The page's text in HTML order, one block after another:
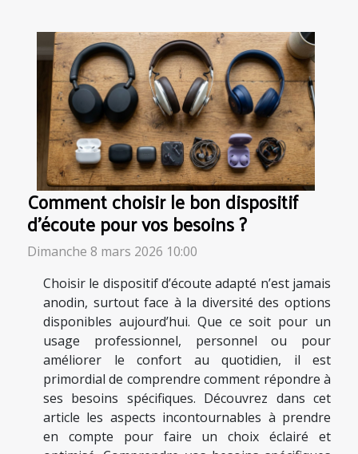
Comment choisir le bon dispositif
d'écoute pour vos besoins ?
Dimanche 8 mars 2026 10:00
Choisir le dispositif d’écoute adapté n’est jamais
anodin, surtout face à la diversité des options
disponibles aujourd’hui. Que ce soit pour un
usage professionnel, personnel ou pour
améliorer le confort au quotidien, il est
primordial de comprendre comment répondre à
ses besoins spécifiques. Découvrez dans cet
article les aspects incontournables à prendre
en compte pour faire un choix éclairé et